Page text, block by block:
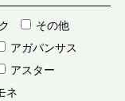
その他
アガパンサス
アスター
ネ